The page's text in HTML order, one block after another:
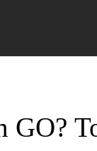
GO?